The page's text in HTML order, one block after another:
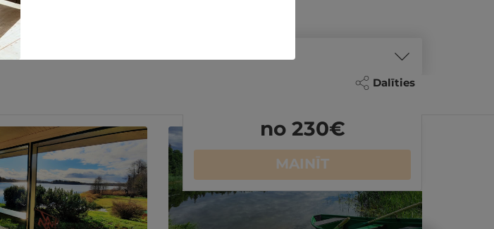
Dalīties
no 230€
MAINĪT